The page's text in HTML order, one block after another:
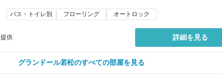
バス・トイレ別 フローリング オートロック
提供 詳細を見る
グランドール若松のすべての部屋を見る